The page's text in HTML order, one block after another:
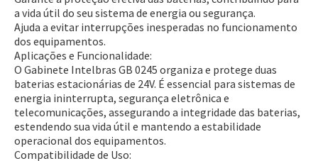
a vida útil do seu sistema de energia ou segurança.
Ajuda a evitar interrupções inesperadas no funcionamento
dos equipamentos.
Aplicações e Funcionalidade:
O Gabinete Intelbras GB 0245 organiza e protege duas
baterias estacionárias de 24V. É essencial para sistemas de
energia ininterrupta, segurança eletrônica e
telecomunicações, assegurando a integridade das baterias,
estendendo sua vida útil e mantendo a estabilidade
operacional dos equipamentos.
Compatibilidade de Uso: